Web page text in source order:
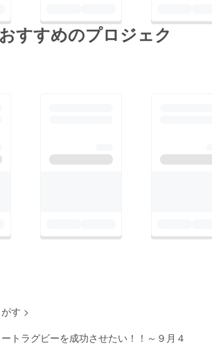
すすめのプロジェク
す >
トラグビーを成功させたい！！～９月４